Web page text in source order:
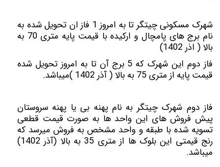
شهرک مسکونی چیتگر تا به امروز 1 فاز ان تحویل شده به
نام برج های پامچال و ارکیده با قیمت پایه متری 70 به
بالا ( اذر 1402)
فاز دوم این شهرک که 5 برج آن تا به امروز تحویل شده
قیمت پایه از متری 75 به بالا ( آذر 1402 )میباشد.
فاز دوم شهرک چیتگر به نام پهنه بی یا پهنه سروستان
پیش فروش های این واحد ها به صورت قیمت قطعی
تسویه شده با طبقه و واحد مشخص به فروش میرسد که
رنج قیمتی این بلوک ها از متری 35 به بالا (آذر 1402)
میباشد.